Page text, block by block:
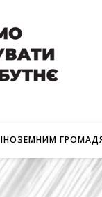
ІНОЗЕМНИМ